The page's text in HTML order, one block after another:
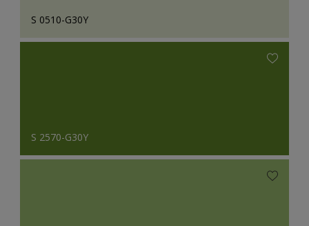
S 0510-G30Y
S 2570-G30Y